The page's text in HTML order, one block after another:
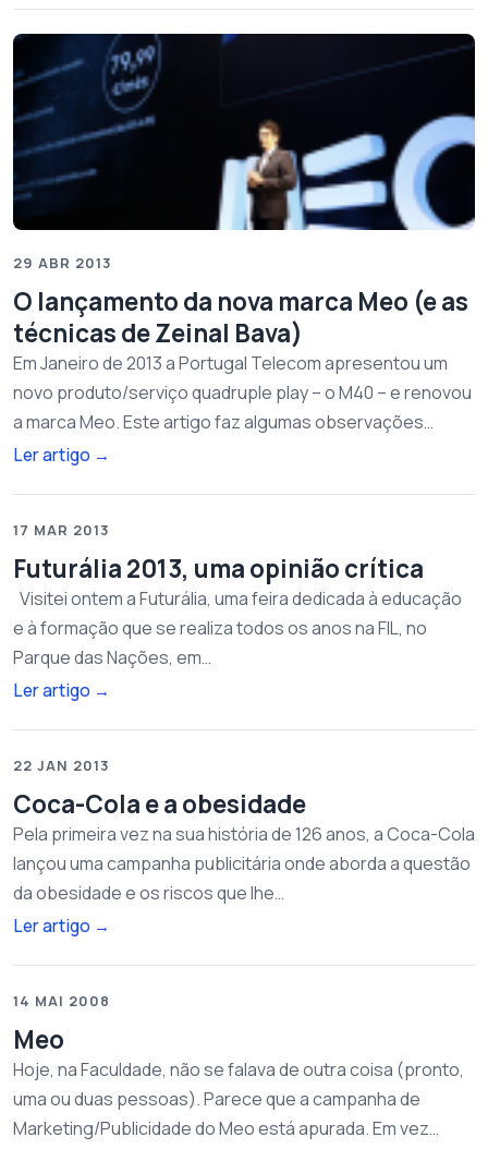
29 ABR 2013
O lançamento da nova marca Meo (e as
técnicas de Zeinal Bava)
Em Janeiro de 2013 a Portugal Telecom apresentou um
novo produto/serviço quadruple play – o M40 – e renovou
a marca Meo. Este artigo faz algumas observações…
Ler artigo →
17 MAR 2013
Futurália 2013, uma opinião crítica
Visitei ontem a Futurália, uma feira dedicada à educação
e à formação que se realiza todos os anos na FIL, no
Parque das Nações, em…
Ler artigo →
22 JAN 2013
Coca-Cola e a obesidade
Pela primeira vez na sua história de 126 anos, a Coca-Cola
lançou uma campanha publicitária onde aborda a questão
da obesidade e os riscos que lhe…
Ler artigo →
14 MAI 2008
Meo
Hoje, na Faculdade, não se falava de outra coisa (pronto,
uma ou duas pessoas). Parece que a campanha de
Marketing/Publicidade do Meo está apurada. Em vez…